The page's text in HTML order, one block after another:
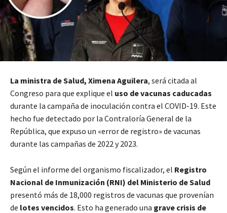
La ministra de Salud, Ximena Aguilera, será citada al
Congreso para que explique el uso de vacunas caducadas
durante la campaña de inoculación contra el COVID-19. Este
hecho fue detectado por la Contraloría General de la
República, que expuso un «error de registro» de vacunas
durante las campañas de 2022 y 2023.
Según el informe del organismo fiscalizador, el Registro
Nacional de Inmunización (RNI) del Ministerio de Salud
presentó más de 18,000 registros de vacunas que provenían
de lotes vencidos. Esto ha generado una grave crisis de